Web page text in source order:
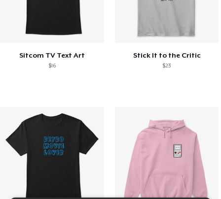
Sitcom TV Text Art
$16
Stick It to the Critic
$23